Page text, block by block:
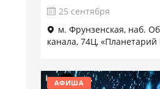
25 сентября
м. Фрунзенская, наб.
канала, 74Ц,
Подробнее
АФИША